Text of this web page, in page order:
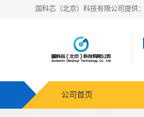
公司首页